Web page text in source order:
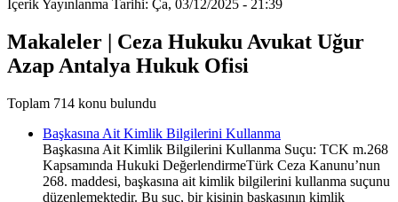
İçerik Yayınlanma Tarihi: Ça, 03/12/2025 - 21:39
Makaleler | Ceza Hukuku Avukat Uğur
Azap Antalya Hukuk Ofisi
Toplam 714 konu bulundu
Başkasına Ait Kimlik Bilgilerini Kullanma
Başkasına Ait Kimlik Bilgilerini Kullanma Suçu: TCK m.268
Kapsamında Hukuki DeğerlendirmeTürk Ceza Kanunu’nun
268. maddesi, başkasına ait kimlik bilgilerini kullanma suçunu
düzenlemektedir. Bu suç, bir kişinin başkasının kimlik